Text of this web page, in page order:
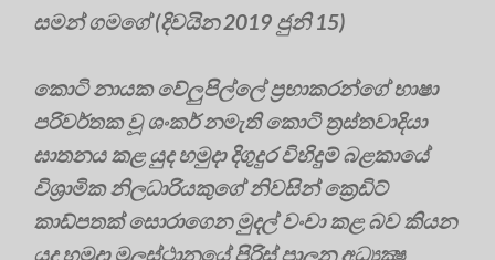
සමන් ගමගේ (දිවයින 2019 ජුනි 15)
කොටි නායක වේලුපිල්ලේ ප්‍රභාකරන්ගේ භාෂා
පරිවර්තක වූ ශංකර් නමැති කොටි ත්‍රස්‌තවාදියා
ඝාතනය කළ යුද හමුදා දිගුදුර විහිදුම් බළකායේ
විශ්‍රාමික නිලධාරියකුගේ නිවසින් ක්‍රෙඩිට්‌
කාඩ්පතක්‌ සොරාගෙන මුදල් වංචා කළ බව කියන
යුද හමුදා මූලස්‌ථානයේ පිරිස්‌ පාලන අධ්‍යක්‍ෂ